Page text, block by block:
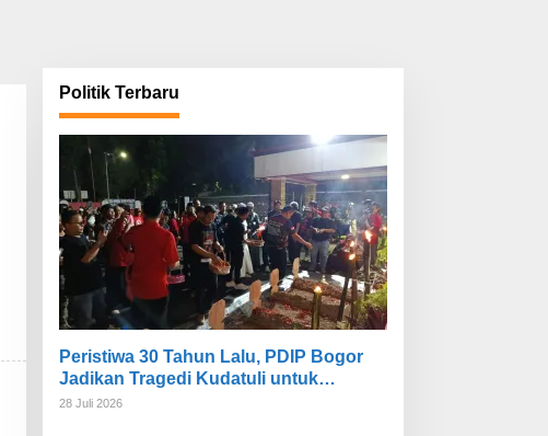
Politik Terbaru
Peristiwa 30 Tahun Lalu, PDIP Bogor
Jadikan Tragedi Kudatuli untuk
Memperkuat Persatuan
28 Juli 2026